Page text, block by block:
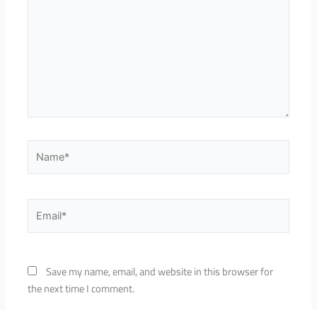
Save my name, email, and website in this browser for
the next time I comment.